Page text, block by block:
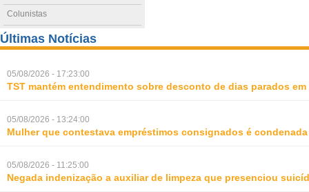
Colunistas
Últimas Notícias
05/08/2026 - 17:23:00
TST mantém entendimento sobre desconto de dias parados
05/08/2026 - 13:24:00
Mulher que contestava empréstimos consignados é
05/08/2026 - 11:25:00
Negada indenização a auxiliar de limpeza que presenciou